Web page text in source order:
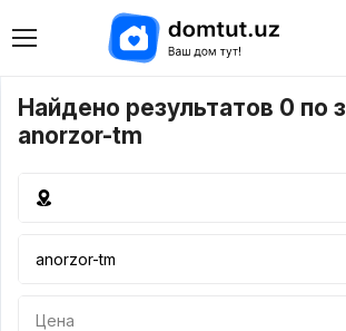
Найдено результатов 0 по
anorzor-tm
Цена